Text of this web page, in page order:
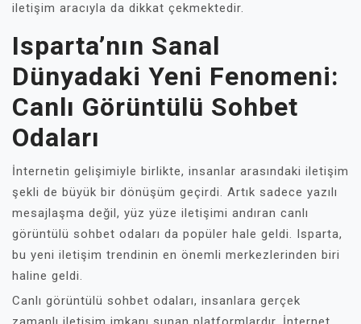
iletişim aracıyla da dikkat çekmektedir.
Isparta’nın Sanal
Dünyadaki Yeni Fenomeni:
Canlı Görüntülü Sohbet
Odaları
İnternetin gelişimiyle birlikte, insanlar arasındaki iletişim
şekli de büyük bir dönüşüm geçirdi. Artık sadece yazılı
mesajlaşma değil, yüz yüze iletişimi andıran canlı
görüntülü sohbet odaları da popüler hale geldi. Isparta,
bu yeni iletişim trendinin en önemli merkezlerinden biri
haline geldi.
Canlı görüntülü sohbet odaları, insanlara gerçek